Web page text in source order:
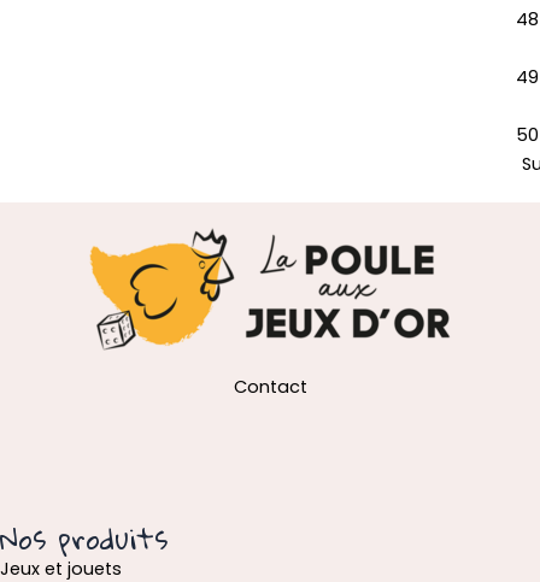
48
49
50
Contact
Nos produits
Jeux et jouets